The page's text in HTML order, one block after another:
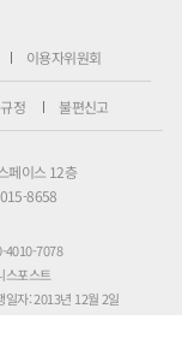
이용자위원회
정 불편신고
페이스 12층
8658
4010-7078
스포스트
일자: 2013년 12월 2일